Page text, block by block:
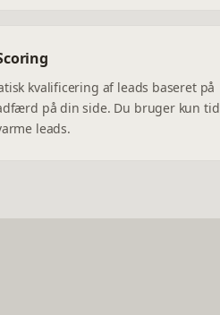
kvalificering af leads baseret på
på din side. Du bruger kun tid
leads.